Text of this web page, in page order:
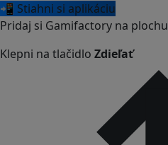
📲 Stiahni si aplikáciu
Pridaj si Gamifactory na plochu
Klepni na tlačidlo Zdieľať